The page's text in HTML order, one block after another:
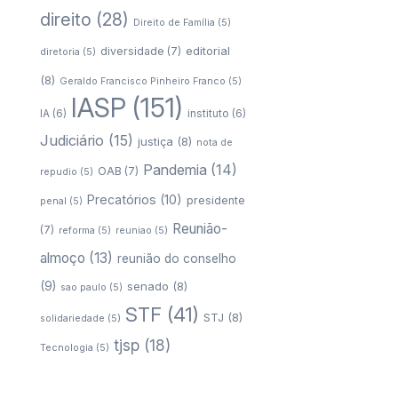
direito (28) Direito de Família (5)
diretoria (5) diversidade (7) editorial
(8) Geraldo Francisco Pinheiro Franco (5)
IA (6) IASP (151) instituto (6)
Judiciário (15) justiça (8) nota de
repudio (5) OAB (7) Pandemia (14)
penal (5) Precatórios (10) presidente
(7) reforma (5) reuniao (5) Reunião-
almoço (13) reunião do conselho
(9) sao paulo (5) senado (8)
solidariedade (5) STF (41) STJ (8)
Tecnologia (5) tjsp (18)